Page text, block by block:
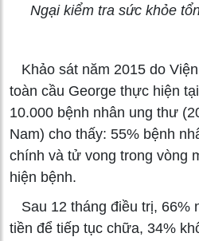
Ngại kiểm tra sức khỏe
Khảo sát năm 2015 do
toàn cầu George thực hiện
10.000 bệnh nhân ung thư
Nam) cho thấy: 55% bệnh
chính và tử vong trong vòng
hiện bệnh.
Sau 12 tháng điều trị, 66%
tiền để tiếp tục chữa, 34%